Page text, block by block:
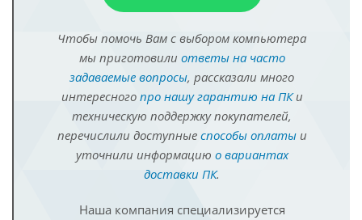
Чтобы помочь Вам с выбором компьютера
мы приготовили ответы на часто
задаваемые вопросы, рассказали много
интересного про нашу гарантию на ПКи
техническую поддержку покупателей,
перечислили доступные способы оплатыи
уточнили информацию о вариантах
доставки ПК.
Наша компания специализируется